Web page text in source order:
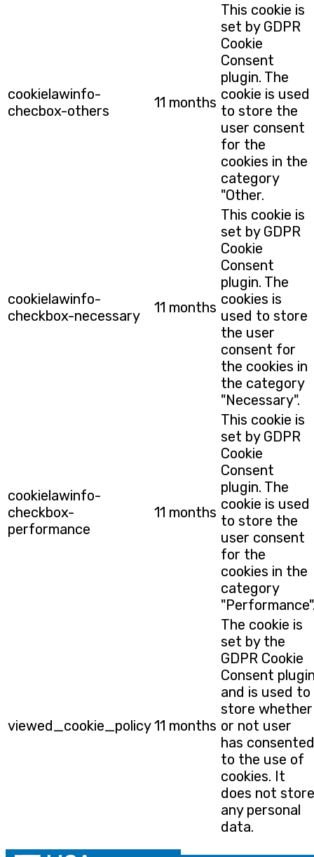
cookielawinfo-
checbox-others
11 months
This cookie is
set by GDPR
Cookie
Consent
plugin. The
cookie is used
to store the
user consent
for the
cookies in the
category
"Other.
cookielawinfo-
checkbox-necessary
11 months
This cookie is
set by GDPR
Cookie
Consent
plugin. The
cookies is
used to store
the user
consent for
the cookies in
the category
"Necessary".
cookielawinfo-
checkbox-
performance
11 months
This cookie is
set by GDPR
Cookie
Consent
plugin. The
cookie is used
to store the
user consent
for the
cookies in the
category
viewed_cookie_policy11 months
The cookie is
set by the
GDPR Cookie
Consent
and is used to
store whether
or not user
has consented
to the use of
cookies. It
does not store
any personal
data.